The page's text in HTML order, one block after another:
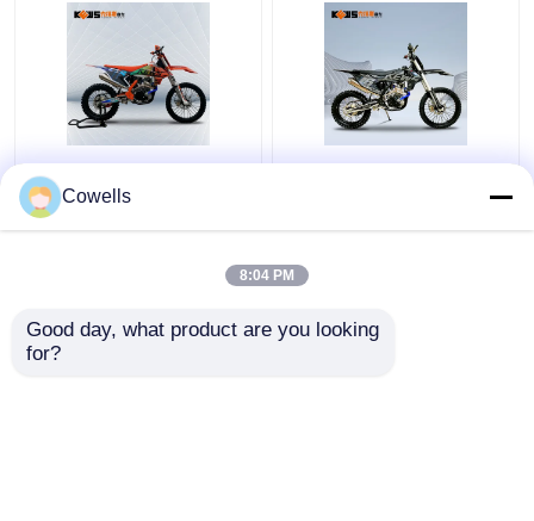
Kews CBS300 K16
Anschlag-Motocross-
Fahrräder des
mit Scheiben-Bremse
Kews Cbs300
4
Cowells
8:04 PM
Good day, what product are you looking
for?